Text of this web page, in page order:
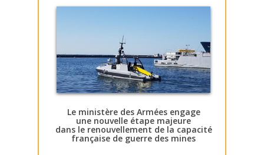
Le ministère des Armées engage
une nouvelle étape majeure
dans le renouvellement de la capacité
française de guerre des mines